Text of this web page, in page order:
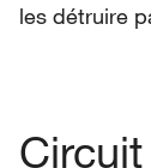
les détruire